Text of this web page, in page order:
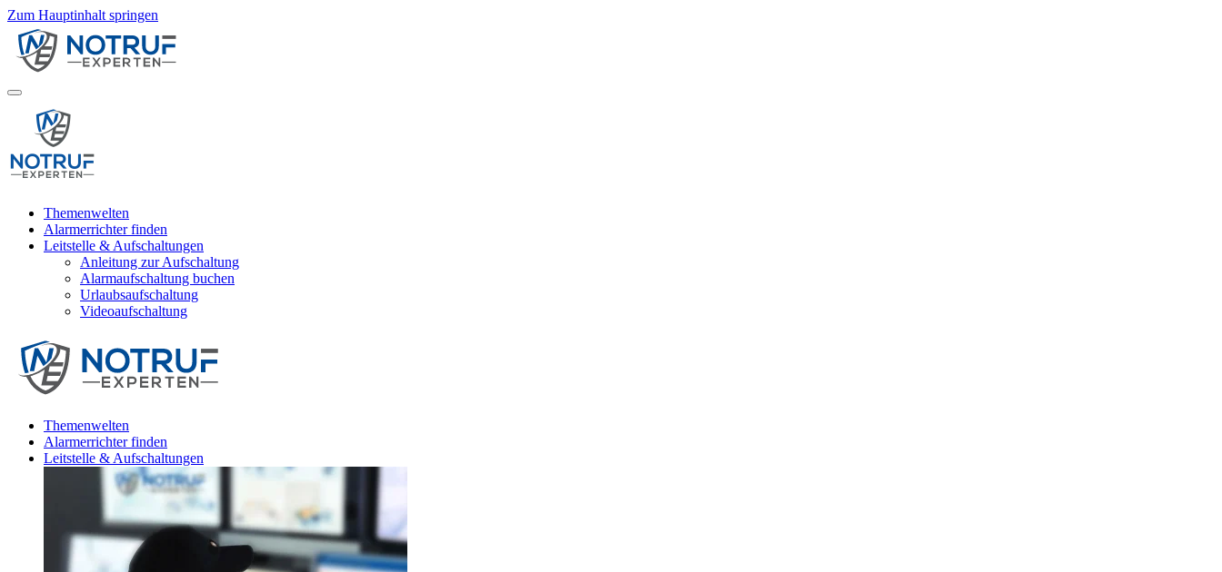
Zum Hauptinhalt springen
Themenwelten
Alarmerrichter finden
Leitstelle & Aufschaltungen
Anleitung zur Aufschaltung
Alarmaufschaltung buchen
Urlaubsaufschaltung
Videoaufschaltung
Themenwelten
Alarmerrichter finden
Leitstelle & Aufschaltungen